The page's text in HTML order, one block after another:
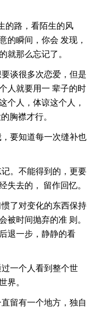
的路，看陌生的风
的瞬间，你会 发现，
就那么忘记了。
谈很多次恋爱，但是
人就要用一 辈子的时
个人，体谅这个人，
胸襟才行。
要知道每一次缝补也
。不能得到的，更要
失去的， 留作回忆。
了对变化的东西保持
被时间抛弃的准 则。
退一步，静静的看
一个人看到整个世
界。
留有一个地方，独自